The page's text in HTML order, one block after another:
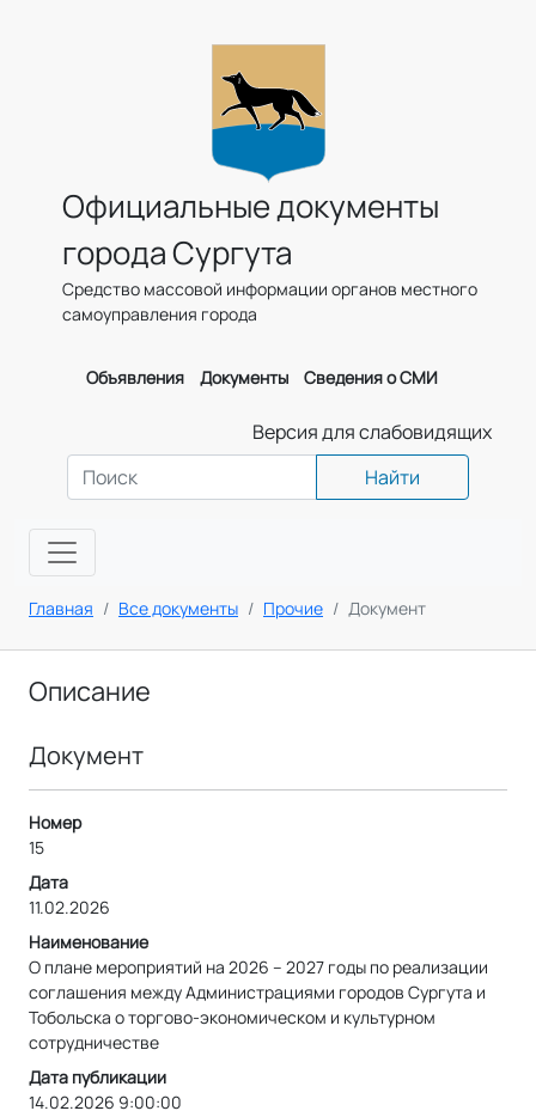
Официальные документы
города Сургута
Средство массовой информации органов местного
самоуправления города
Объявления Документы Сведения о СМИ
Версия для слабовидящих
Найти
Главная Все документы Прочие Документ
Описание
Документ
Номер
15
Дата
11.02.2026
Наименование
О плане мероприятий на 2026 – 2027 годы по реализации
соглашения между Администрациями городов Сургута и
Тобольска о торгово-экономическом и культурном
сотрудничестве
Дата публикации
14.02.2026 9:00:00